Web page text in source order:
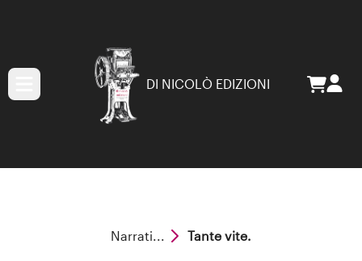
DI NICOLÒ EDIZIONI
Narrati... Tante vite.